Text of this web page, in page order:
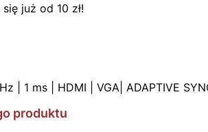
już od 10 zł!
| 1 ms | HDMI | VGA| ADAPTIVE
produktu